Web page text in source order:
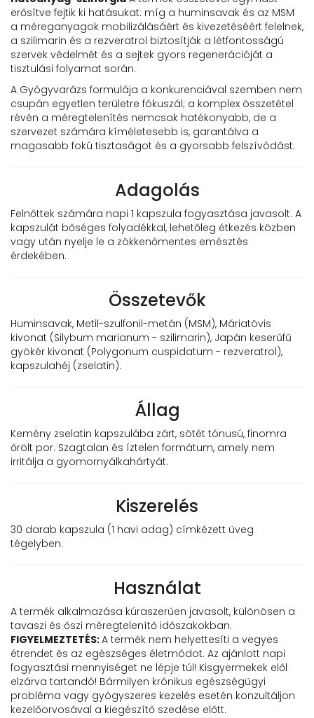
erősítve fejtik ki hatásukat: míg a huminsavak és az MSM
a méreganyagok mobilizálásáért és kivezetéséért felelnek,
a szilimarin és a rezveratrol biztosítják a létfontosságú
szervek védelmét és a sejtek gyors regenerációját a
tisztulási folyamat során.
A Gyógyvarázs formulája a konkurenciával szemben nem
csupán egyetlen területre fókuszál; a komplex összetétel
révén a méregtelenítés nemcsak hatékonyabb, de a
szervezet számára kíméletesebb is, garantálva a
magasabb fokú tisztaságot és a gyorsabb felszívódást.
Adagolás
Felnőttek számára napi 1 kapszula fogyasztása javasolt. A
kapszulát bőséges folyadékkal, lehetőleg étkezés közben
vagy után nyelje le a zökkenőmentes emésztés
érdekében.
Összetevők
Huminsavak, Metil-szulfonil-metán (MSM), Máriatövis
kivonat (Silybum marianum - szilimarin), Japán keserűfű
gyökér kivonat (Polygonum cuspidatum - rezveratrol),
kapszulahéj (zselatin).
Állag
Kemény zselatin kapszulába zárt, sötét tónusú, finomra
őrölt por. Szagtalan és íztelen formátum, amely nem
irritálja a gyomornyálkahártyát.
Kiszerelés
30 darab kapszula (1 havi adag) címkézett üveg
tégelyben.
Használat
A termék alkalmazása kúraszerűen javasolt, különösen a
tavaszi és őszi méregtelenítő időszakokban.
FIGYELMEZTETÉS:A termék nem helyettesíti a vegyes
étrendet és az egészséges életmódot. Az ajánlott napi
fogyasztási mennyiséget ne lépje túl! Kisgyermekek elől
elzárva tartandó! Bármilyen krónikus egészségügyi
probléma vagy gyógyszeres kezelés esetén konzultáljon
kezelőorvosával a kiegészítő szedése előtt.